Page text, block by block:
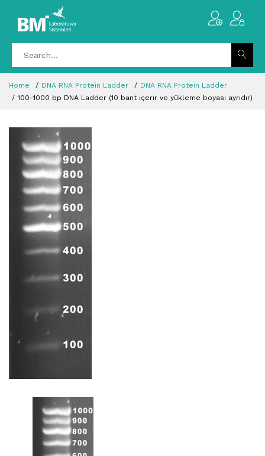
Home DNA RNA Protein Ladder
DNA RNA Protein Ladder
100-1000 bp DNA Ladder (10 bant içerir ve yükleme boyası ayrıdır)